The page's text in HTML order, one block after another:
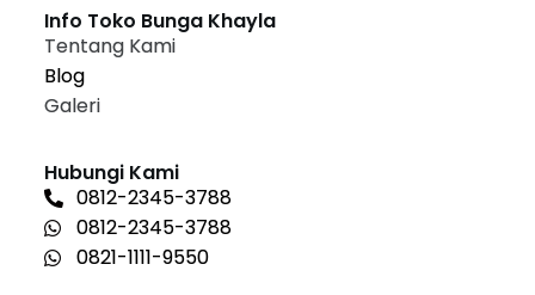
Info Toko Bunga Khayla
Tentang Kami
Blog
Galeri
Hubungi Kami
0812-2345-3788
0812-2345-3788
0821-1111-9550